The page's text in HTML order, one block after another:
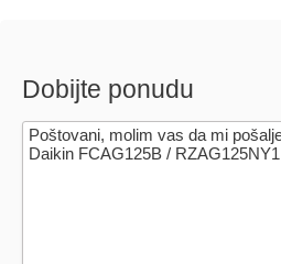
Dobijte ponudu